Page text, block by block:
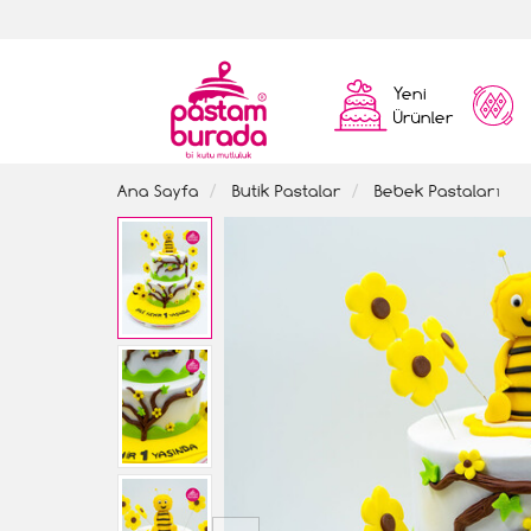
Yeni
Ürünler
Ana Sayfa Butik Pastalar Bebek Pastaları